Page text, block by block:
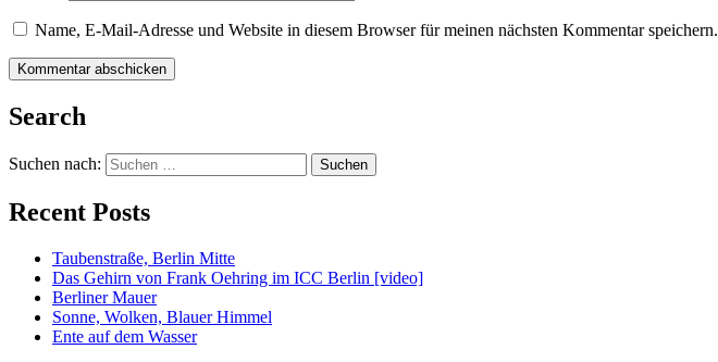
Name, E-Mail-Adresse und Website in diesem Browser für meinen nächsten Kommentar speichern.
Search
Suchen nach:
Recent Posts
Taubenstraße, Berlin Mitte
Das Gehirn von Frank Oehring im ICC Berlin [video]
Berliner Mauer
Sonne, Wolken, Blauer Himmel
Ente auf dem Wasser